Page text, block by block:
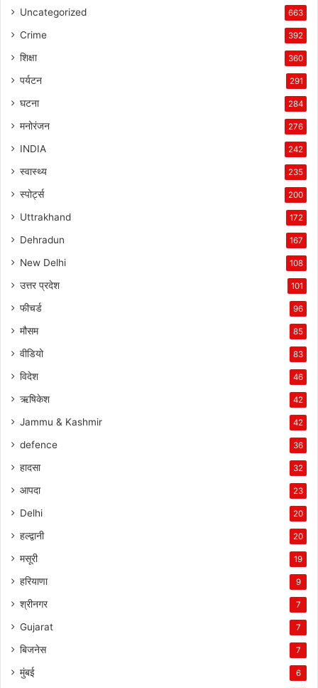
Uncategorized 663
Crime 392
शिक्षा 360
पर्यटन 291
घटना 284
मनोरंजन 276
INDIA 242
स्वास्थ्य 235
स्पोर्ट्स 200
Uttrakhand 172
Dehradun 167
New Delhi 108
उत्तर प्रदेश 101
फीचर्ड 96
मौसम 85
वीडियो 83
विदेश 46
ऋषिकेश 42
Jammu & Kashmir 42
defence 36
हादसा 32
आपदा 23
Delhi 20
हल्द्वानी 20
मसूरी 19
हरियाणा 9
श्रीनगर 7
Gujarat 7
बिजनेस 7
मुंबई 6